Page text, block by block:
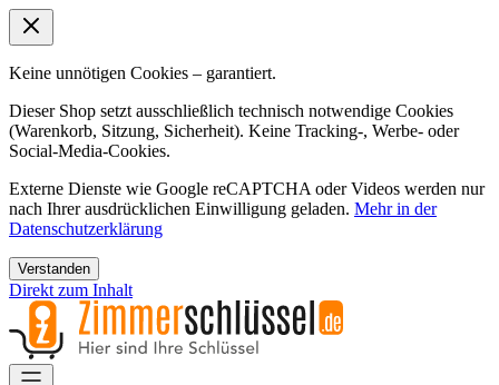
Keine unnötigen Cookies – garantiert.
Dieser Shop setzt ausschließlich technisch notwendige Cookies
(Warenkorb, Sitzung, Sicherheit). Keine Tracking-, Werbe- oder
Social-Media-Cookies.
Externe Dienste wie Google reCAPTCHA oder Videos werden nur
nach Ihrer ausdrücklichen Einwilligung geladen. Mehr in der
Datenschutzerklärung
Verstanden
Direkt zum Inhalt